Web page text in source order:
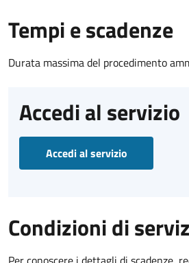
Tempi e scadenze
Durata massima del procedimento
Accedi al servizio
Accedi al servizio
Condizioni di